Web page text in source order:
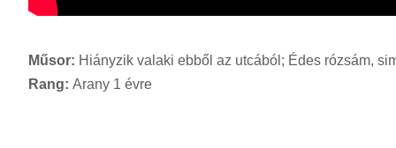
Műsor: Hiányzik valaki ebből az utcából; Édes rózsám,
Rang: Arany 1 évre